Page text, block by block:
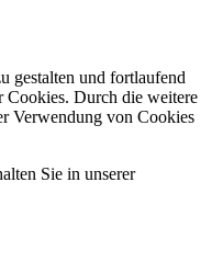
gestalten und fortlaufend
Cookies. Durch die weitere
Verwendung von Cookies
Sie in unserer